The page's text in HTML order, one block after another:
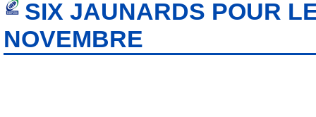
SIX JAUNARDS POUR
NOVEMBRE